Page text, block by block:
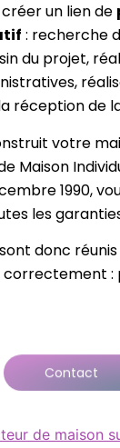
un lien de
: recherche
du projet,
réception de
votre
Maison
1990,
les
donc réunis
:
Contact
de maison